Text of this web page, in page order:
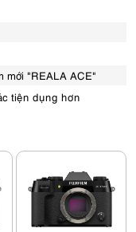
mới "REALA ACE"
tiện dụng hơn